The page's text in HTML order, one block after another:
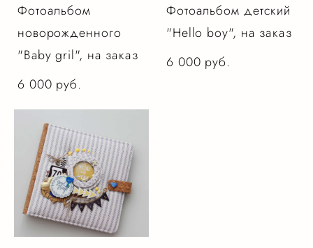
Фотоальбом
новорожденного
"Baby gril", на заказ
6 000 pуб.
Фотоальбом детский
"Hello boy", на заказ
6 000 pуб.